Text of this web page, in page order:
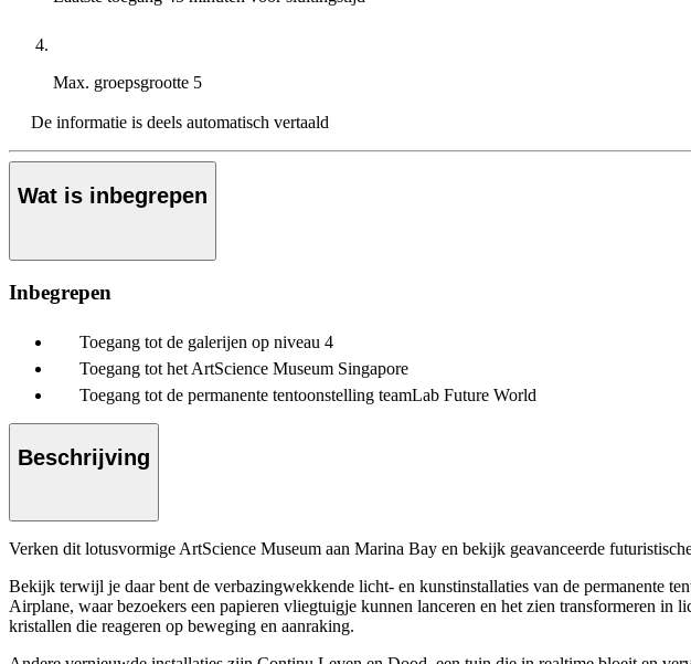
Max. groepsgrootte 5
De informatie is deels automatisch vertaald
Wat is inbegrepen
Inbegrepen
Toegang tot de galerijen op niveau 4
Toegang tot het ArtScience Museum Singapore
Toegang tot de permanente tentoonstelling teamLab Future World
Beschrijving
Verken dit lotusvormige ArtScience Museum aan Marina Bay en bekijk geavanceerde
Bekijk terwijl je daar bent de verbazingwekkende licht- en kunstinstallaties van de permanente
Airplane, waar bezoekers een papieren vliegtuigje kunnen lanceren en het zien transformeren
kristallen die reageren op beweging en aanraking.